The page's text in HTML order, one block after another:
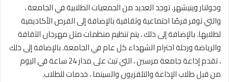
وجولنار وينيشهر. توجد العديد من الجمعيات الطلابية في الجامعة ،
والتي توفر فرصًا اجتماعية وثقافية بالإضافة إلى الفرص الأكاديمية
لطلابها. بالإضافة إلى ذلك ، يتم تنظيم منظمات مثل مهرجان الثقافة
والرياضة ورحلة احترام الشهداء كل عام في الجامعة. بالإضافة إلى ذلك
، تقدم إذاعة جامعة مرسين ، التي تبث على مدار 24 ساعة في اليوم
من قبل طلاب الإذاعة والتلفزيون والسينما ، خدمات للطلاب.